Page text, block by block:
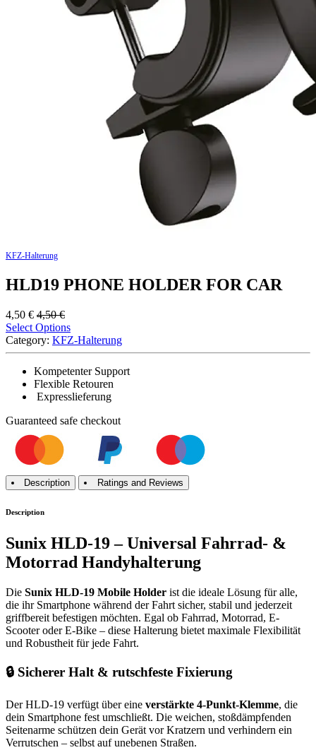
KFZ-Halterung
HLD19 PHONE HOLDER FOR CAR
4,50 € 4,50€
Select Options
Category: KFZ-Halterung
Kompetenter Support
Flexible Retouren
Expresslieferung
Guaranteed safe checkout
Description Ratings and Reviews
Description
Sunix HLD-19 – Universal Fahrrad- &
Motorrad Handyhalterung
Die Sunix HLD-19 Mobile Holder ist die ideale Lösung für alle,
die ihr Smartphone während der Fahrt sicher, stabil und jederzeit
griffbereit befestigen möchten. Egal ob Fahrrad, Motorrad, E-
Scooter oder E-Bike – diese Halterung bietet maximale Flexibilität
und Robustheit für jede Fahrt.
🔒 Sicherer Halt & rutschfeste Fixierung
Der HLD-19 verfügt über eine verstärkte 4-Punkt-Klemme, die
dein Smartphone fest umschließt. Die weichen, stoßdämpfenden
Seitenarme schützen dein Gerät vor Kratzern und verhindern ein
Verrutschen – selbst auf unebenen Straßen.